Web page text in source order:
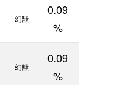
幻獣
0.09
%
幻獣
0.09
%